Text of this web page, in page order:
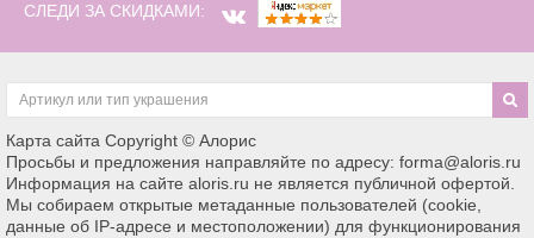
СЛЕДИ ЗА СКИДКАМИ:
Карта сайта Copyright © Алорис
Просьбы и предложения направляйте по адресу: forma@aloris.ru
Информация на сайте aloris.ru не является публичной офертой.
Мы собираем открытые метаданные пользователей (cookie,
данные об IP-адресе и местоположении) для функционирования